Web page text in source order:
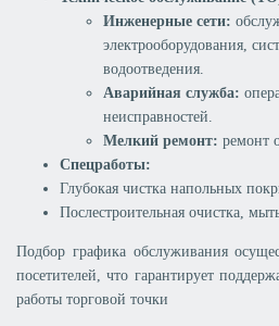
Инженерные сети:
электрооборудования,
водоотведения.
Аварийная служба:
неисправностей.
Мелкий ремонт: ремонт
Спецработы:
Глубокая чистка напольных
Послестроительная очистка,
Подбор графика обслуживания
посетителей, что гарантирует
работы торговой точки